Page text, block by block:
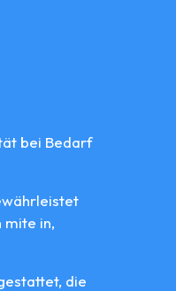
bei Bedarf
mite in,
die